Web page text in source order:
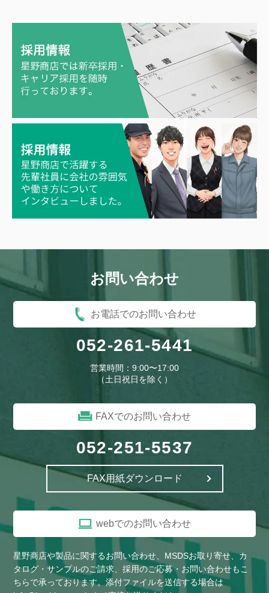
お問い合わせ
お電話でのお問い合わせ
052-261-5441
営業時間：9:00〜17:00
（土日祝日を除く）
FAXでのお問い合わせ
052-251-5537
FAX用紙ダウンロード
webでのお問い合わせ
星野商店や製品に関するお問い合わせ、MSDSお取り寄せ、カ
タログ・サンプルのご請求、採用のご応募・お問い合わせもこ
ちらで承っております。添付ファイルを送信する場合は